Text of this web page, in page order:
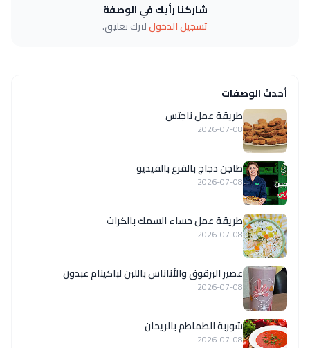
شاركنا رأيك في الوصفة
تسجيل الدخوللترك تعليق.
أحدث الوصفات
طريقة عمل ناجتس
2026-07-08
طاجن دجاج بالقرع بالفيديو
2026-07-08
طريقة عمل حساء السمك بالكراث
2026-07-08
عصير البرقوق والأناناس باللبن لباكينام عبدون
2026-07-08
شوربة الطماطم بالريحان
2026-07-08